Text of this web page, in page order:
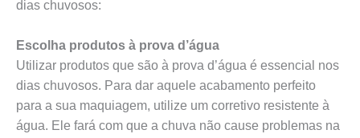
dias chuvosos:
Escolha produtos à prova d’água
Utilizar produtos que são à prova d’água é essencial nos
dias chuvosos. Para dar aquele acabamento perfeito
para a sua maquiagem, utilize um corretivo resistente à
água. Ele fará com que a chuva não cause problemas na